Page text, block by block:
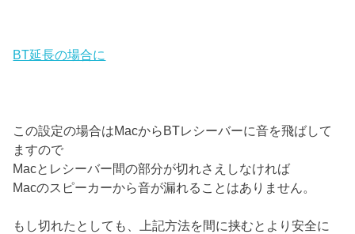
BT延長の場合に
この設定の場合はMacからBTレシーバーに音を飛ばして
ますので
Macとレシーバー間の部分が切れさえしなければ
Macのスピーカーから音が漏れることはありません。
もし切れたとしても、上記方法を間に挟むとより安全に